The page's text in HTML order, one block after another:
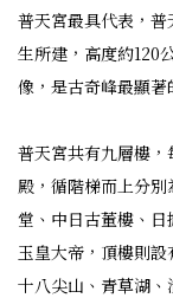
普天宮最具代表，
生所建，高度約120
像，是古奇峰最顯著
普天宮共有九層樓
殿，循階梯而上分
堂、中日古董樓、
玉皇大帝，頂樓則
十八尖山、青草湖